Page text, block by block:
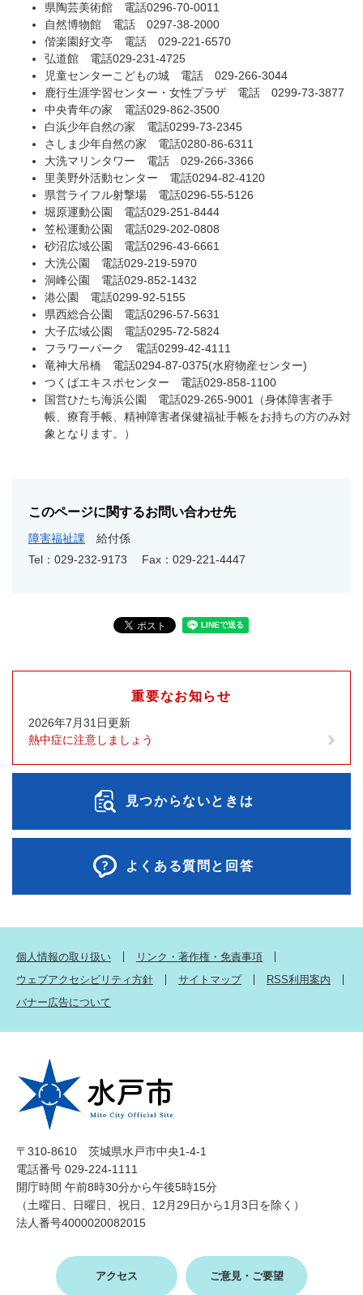
県陶芸美術館 電話0296-70-0011
自然博物館 電話 0297-38-2000
偕楽園好文亭 電話 029-221-6570
弘道館 電話029-231-4725
児童センターこどもの城 電話 029-266-3044
鹿行生涯学習センター・女性プラザ 電話 0299-73-3877
中央青年の家 電話029-862-3500
白浜少年自然の家 電話0299-73-2345
さしま少年自然の家 電話0280-86-6311
大洗マリンタワー 電話 029-266-3366
里美野外活動センター 電話0294-82-4120
県営ライフル射撃場 電話0296-55-5126
堀原運動公園 電話029-251-8444
笠松運動公園 電話029-202-0808
砂沼広域公園 電話0296-43-6661
大洗公園 電話029-219-5970
洞峰公園 電話029-852-1432
港公園 電話0299-92-5155
県西総合公園 電話0296-57-5631
大子広域公園 電話0295-72-5824
フラワーパーク 電話0299-42-4111
竜神大吊橋 電話0294-87-0375(水府物産センター)
つくばエキスポセンター 電話029-858-1100
国営ひたち海浜公園 電話029-265-9001（身体障害者手
帳、療育手帳、精神障害者保健福祉手帳をお持ちの方のみ対
象となります。）
このページに関するお問い合わせ先
障害福祉課
給付係
Tel：029-232-9173
Fax：029-221-4447
重要なお知らせ
2026年7月31日更新
熱中症に注意しましょう
見つからないときは
よくある質問と回答
個人情報の取り扱い
リンク・著作権・免責事項
ウェブアクセシビリティ方針
サイトマップ
RSS利用案内
バナー広告について
〒310-8610 茨城県水戸市中央1-4-1
電話番号 029-224-1111
開庁時間 午前8時30分から午後5時15分
（土曜日、日曜日、祝日、12月29日から1月3日を除く）
法人番号4000020082015
アクセス ご意見・ご要望